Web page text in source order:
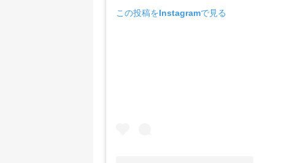
この投稿をInstagramで見る